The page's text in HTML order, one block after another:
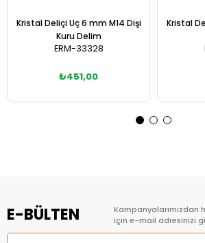
Kristal Deliçi Uç 6 mm M14 Dişi
Kuru Delim
ERM-33328
₺451,00
Kristal
E-BÜLTEN
Kampanyalarımızdan
için e-mail adresinizi